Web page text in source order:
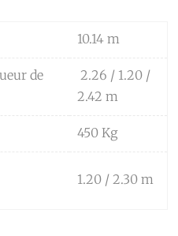
10.14 m
de
2.26 / 1.20 /
2.42 m
450 Kg
1.20 / 2.30 m